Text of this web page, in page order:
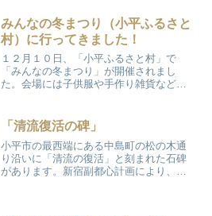
治以降の建物を復元し...
みんなの冬まつり（小平ふるさと
村）に行ってきました！
１２月１０日、「小平ふるさと村」で
「みんなの冬まつり」が開催されまし
た。会場には子供服や手作り雑貨などを
し、射的や輪投げなどのゲームがあり、
多くの人で賑わっていました。午...
「清流復活の碑」
小平市の最西端にある中島町の松の木通
り沿いに「清流の復活」と刻まれた石碑
があります。新宿副都心計画により、昭